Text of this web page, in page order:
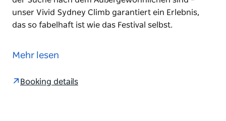
unser Vivid Sydney Climb garantiert ein Erlebnis,
das so fabelhaft ist wie das Festival selbst.
der Stadt. Erklimmen Sie den Gipfel der Sydney
weltgrößte Festival für Licht, Musik und Ideen.
Mehr lesen
Booking details